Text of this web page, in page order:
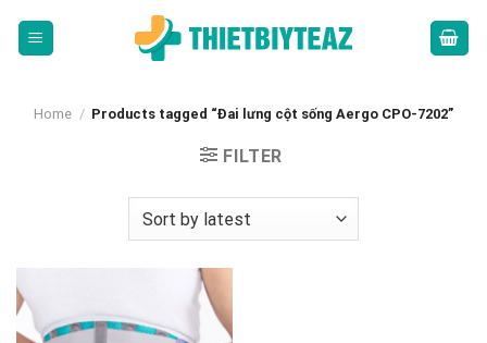
Home / Products tagged “Đai lưng cột sống Aergo CPO-7202”
FILTER